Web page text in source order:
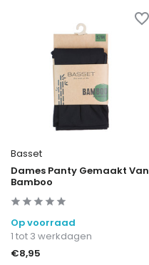
Basset
Dames Panty Gemaakt Van
Bamboo
Op voorraad
1 tot 3 werkdagen
€8,95